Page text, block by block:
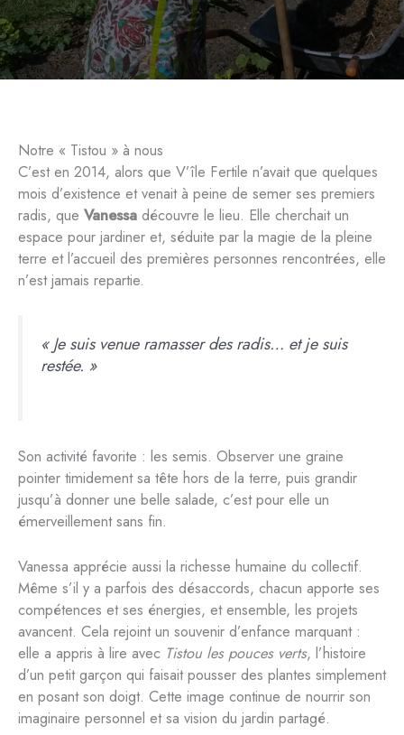
Notre « Tistou » à nous
C’est en 2014, alors que V’île Fertile n’avait que quelques
mois d’existence et venait à peine de semer ses premiers
radis, que Vanessa découvre le lieu. Elle cherchait un
espace pour jardiner et, séduite par la magie de la pleine
terre et l’accueil des premières personnes rencontrées, elle
n’est jamais repartie.
« Je suis venue ramasser des radis… et je suis
restée. »
Son activité favorite : les semis. Observer une graine
pointer timidement sa tête hors de la terre, puis grandir
jusqu’à donner une belle salade, c’est pour elle un
émerveillement sans fin.
Vanessa apprécie aussi la richesse humaine du collectif.
Même s’il y a parfois des désaccords, chacun apporte ses
compétences et ses énergies, et ensemble, les projets
avancent. Cela rejoint un souvenir d’enfance marquant :
elle a appris à lire avec Tistou les pouces verts, l’histoire
d’un petit garçon qui faisait pousser des plantes simplement
en posant son doigt. Cette image continue de nourrir son
imaginaire personnel et sa vision du jardin partagé.